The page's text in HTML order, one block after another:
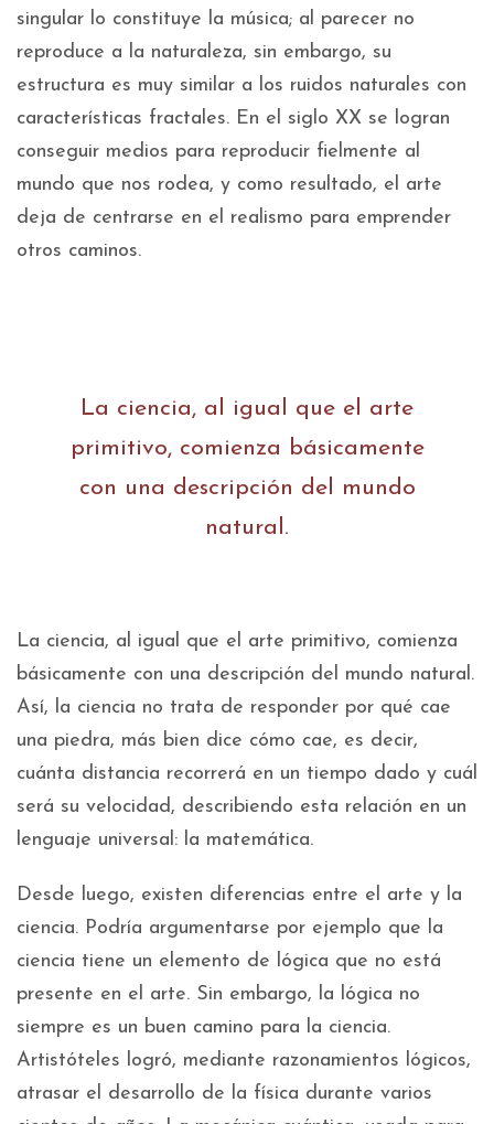
singular lo constituye la música; al parecer no
reproduce a la naturaleza, sin embargo, su
estructura es muy similar a los ruidos naturales con
características fractales. En el siglo XX se logran
conseguir medios para reproducir fielmente al
mundo que nos rodea, y como resultado, el arte
deja de centrarse en el realismo para emprender
otros caminos.
La ciencia, al igual que el arte
primitivo, comienza básicamente
con una descripción del mundo
natural.
La ciencia, al igual que el arte primitivo, comienza
básicamente con una descripción del mundo natural.
Así, la ciencia no trata de responder por qué cae
una piedra, más bien dice cómo cae, es decir,
cuánta distancia recorrerá en un tiempo dado y cuál
será su velocidad, describiendo esta relación en un
lenguaje universal: la matemática.
Desde luego, existen diferencias entre el arte y la
ciencia. Podría argumentarse por ejemplo que la
ciencia tiene un elemento de lógica que no está
presente en el arte. Sin embargo, la lógica no
siempre es un buen camino para la ciencia.
Artistóteles logró, mediante razonamientos lógicos,
atrasar el desarrollo de la física durante varios